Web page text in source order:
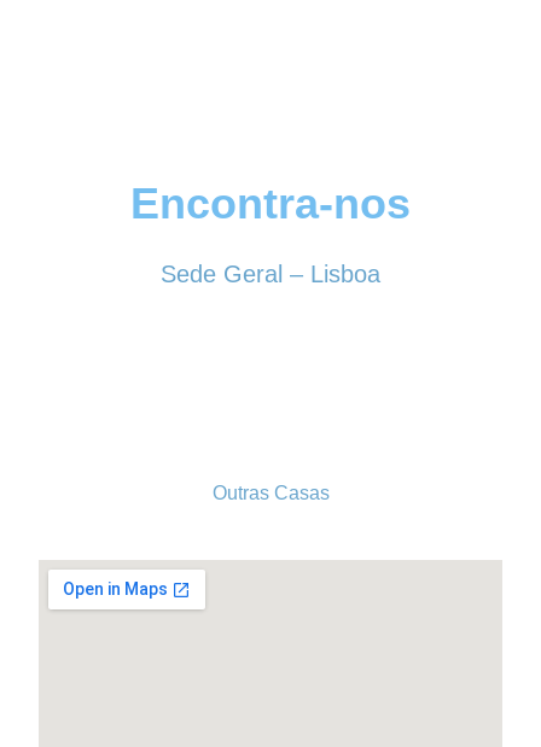
Encontra-nos
Sede Geral – Lisboa
Outras Casas